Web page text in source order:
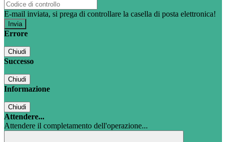
E-mail inviata, si prega di controllare la casella di posta elettronica!
Errore
Chiudi
Successo
Chiudi
Informazione
Chiudi
Attendere...
Attendere il completamento dell'operazione...